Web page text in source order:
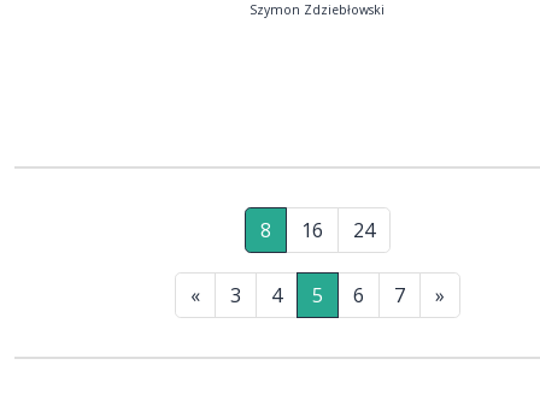
Szymon Zdziebłowski
8 16 24
« 3 4 5 6 7 »